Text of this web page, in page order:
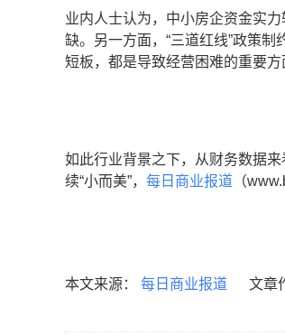
业内人士认为，中小房企资金实
缺。另一方面，“三道红线”政策
短板，都是导致经营困难的重要方
如此行业背景之下，从财务数据
续“小而美”， 每日商业报道 （
本文来源： 每日商业报道 文章